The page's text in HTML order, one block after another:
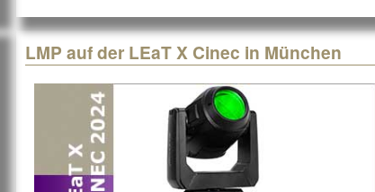
LMP auf der LEaT X Cinec in München